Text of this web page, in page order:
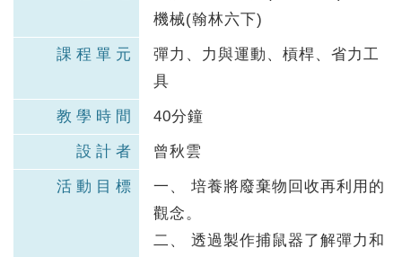
機械(翰林六下)
課程單元
彈力、力與運動、槓桿、省力工
具
教學時間 40分鐘
設計者 曾秋雲
活動目標
一、 培養將廢棄物回收再利用的
觀念。
二、 透過製作捕鼠器了解彈力和